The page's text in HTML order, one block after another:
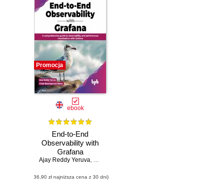
Promocja
ebook
End-to-End
Observability with
Grafana
Ajay Reddy Yeruva, Vivek Basavegowda Ramu
(36,90 zł najniższa cena z 30 dni)